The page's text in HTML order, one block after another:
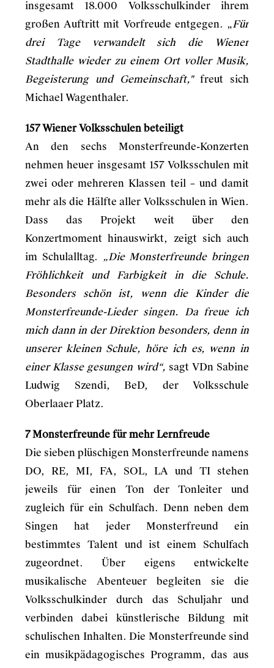
insgesamt 18.000 Volksschulkinder ihrem
großen Auftritt mit Vorfreude entgegen. „Für
drei Tage verwandelt sich die Wiener
Stadthalle wieder zu einem Ort voller Musik,
Begeisterung und Gemeinschaft," freut sich
Michael Wagenthaler.
157 Wiener Volksschulen beteiligt
An den sechs Monsterfreunde-Konzerten
nehmen heuer insgesamt 157 Volksschulen mit
zwei oder mehreren Klassen teil – und damit
mehr als die Hälfte aller Volksschulen in Wien.
Dass das Projekt weit über den
Konzertmoment hinauswirkt, zeigt sich auch
im Schulalltag. „Die Monsterfreunde bringen
Fröhlichkeit und Farbigkeit in die Schule.
Besonders schön ist, wenn die Kinder die
Monsterfreunde-Lieder singen. Da freue ich
mich dann in der Direktion besonders, denn in
unserer kleinen Schule, höre ich es, wenn in
einer Klasse gesungen wird“, sagt VDn Sabine
Ludwig Szendi, BeD, der Volksschule
Oberlaaer Platz.
7 Monsterfreunde für mehr Lernfreude
Die sieben plüschigen Monsterfreunde namens
DO, RE, MI, FA, SOL, LA und TI stehen
jeweils für einen Ton der Tonleiter und
zugleich für ein Schulfach. Denn neben dem
Singen hat jeder Monsterfreund ein
bestimmtes Talent und ist einem Schulfach
zugeordnet. Über eigens entwickelte
musikalische Abenteuer begleiten sie die
Volksschulkinder durch das Schuljahr und
verbinden dabei künstlerische Bildung mit
schulischen Inhalten. Die Monsterfreunde sind
ein musikpädagogisches Programm, das aus